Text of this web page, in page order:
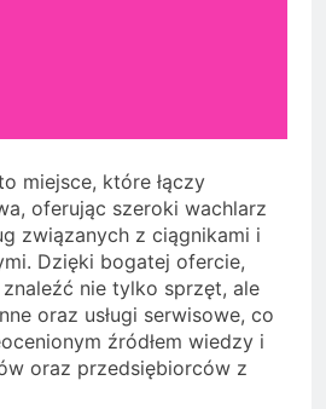
miejsce, które łączy
oferując szeroki wachlarz
związanych z ciągnikami i
Dzięki bogatej ofercie,
nie tylko sprzęt, ale
oraz usługi serwisowe, co
źródłem wiedzy i
oraz przedsiębiorców z